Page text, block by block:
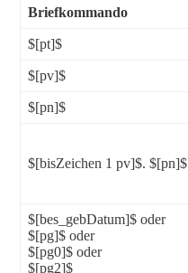
Briefkommando
$[pt]$
$[pv]$
$[pn]$
$[bisZeichen 1 pv]$. $[pn]$
$[bes_gebDatum]$ oder
$[pg]$ oder
$[pg0]$ oder
$[pg2]$